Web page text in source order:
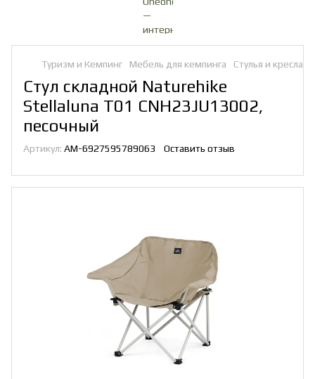
Туризм и Кемпинг Мебель для кемпинга Стулья и кресла
Стул складной Naturehike
Stellaluna T01 CNH23JU13002,
песочный
Артикул: AM-6927595789063 Оставить отзыв